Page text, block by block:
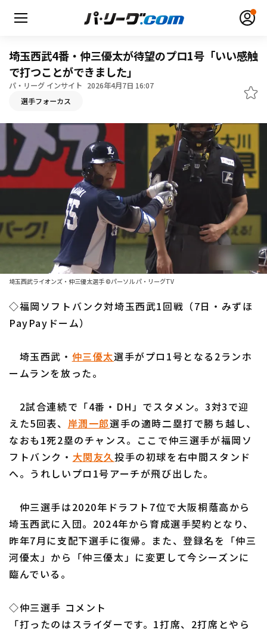
HOME
動画
日程・結果
順位表･成績
1軍公式戦
ファーム東地区
ファーム西地区
選手名鑑
選手名鑑トップ
北海道日本ハムファイターズ
東北楽天ゴールデンイーグルス
埼玉西武ライオンズ
オリックス・バファローズ
福岡ソフトバンクホークス
ニュース
設定
利用規約
埼玉西武4番・仲三優太が待望のプロ1号「いい感触
で打つことができました」
パ・リーグ インサイト 2026年4月7日 16:07
選手フォーカス
埼玉西武ライオンズ・仲三優太選手 ©パーソル パ・リーグTV
◇福岡ソフトバンク対埼玉西武1回戦（7日・みずほ
PayPayドーム）
埼玉西武・ 仲三優太選手がプロ1号となる2ランホ
ームランを放った。
2試合連続で「4番・DH」でスタメン。3対3で迎
えた5回表、 岸潤一郎選手の適時二塁打で勝ち越し、
なおも1死2塁のチャンス。ここで仲三選手が福岡ソ
フトバンク・ 大関友久投手の初球を右中間スタンド
へ。うれしいプロ1号アーチが飛び出した。
仲三選手は2020年ドラフト7位で大阪桐蔭高から
埼玉西武に入団。2024年から育成選手契約となり、
昨年7月に支配下選手に復帰。また、登録名を「仲三
河優太」から「仲三優太」に変更して今シーズンに
臨んでいる。
◇仲三選手 コメント
「打ったのはスライダーです。1打席、2打席とやら